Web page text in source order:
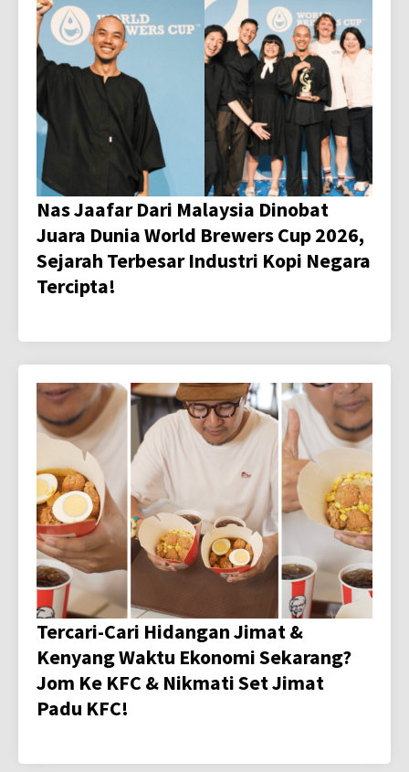
Nas Jaafar Dari Malaysia Dinobat
Juara Dunia World Brewers Cup 2026,
Sejarah Terbesar Industri Kopi Negara
Tercipta!
Tercari-Cari Hidangan Jimat &
Kenyang Waktu Ekonomi Sekarang?
Jom Ke KFC & Nikmati Set Jimat
Padu KFC!